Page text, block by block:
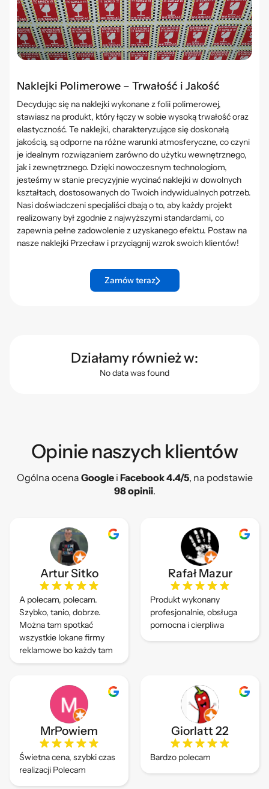
Naklejki Polimerowe – Trwałość i Jakość
Decydując się na naklejki wykonane z folii polimerowej,
stawiasz na produkt, który łączy w sobie wysoką trwałość oraz
elastyczność. Te naklejki, charakteryzujące się doskonałą
jakością, są odporne na różne warunki atmosferyczne, co czyni
je idealnym rozwiązaniem zarówno do użytku wewnętrznego,
jak i zewnętrznego. Dzięki nowoczesnym technologiom,
jesteśmy w stanie precyzyjnie wycinać naklejki w dowolnych
kształtach, dostosowanych do Twoich indywidualnych potrzeb.
Nasi doświadczeni specjaliści dbają o to, aby każdy projekt
realizowany był zgodnie z najwyższymi standardami, co
zapewnia pełne zadowolenie z uzyskanego efektu. Postaw na
nasze naklejki Przecław i przyciągnij wzrok swoich klientów!
Zamów teraz
Działamy również w:
No data was found
Opinie naszych klientów​
Ogólna ocena Google i Facebook 4.4/5, na podstawie
98 opinii.
Artur Sitko
A polecam, polecam.
Szybko, tanio, dobrze.
Można tam spotkać
wszystkie lokane firmy
reklamowe bo każdy tam
drukuje.
Rafał Mazur
Produkt wykonany
profesjonalnie, obsługa
pomocna i cierpliwa
MrPowiem
Świetna cena, szybki czas
realizacji Polecam
Giorlatt 22
Bardzo polecam